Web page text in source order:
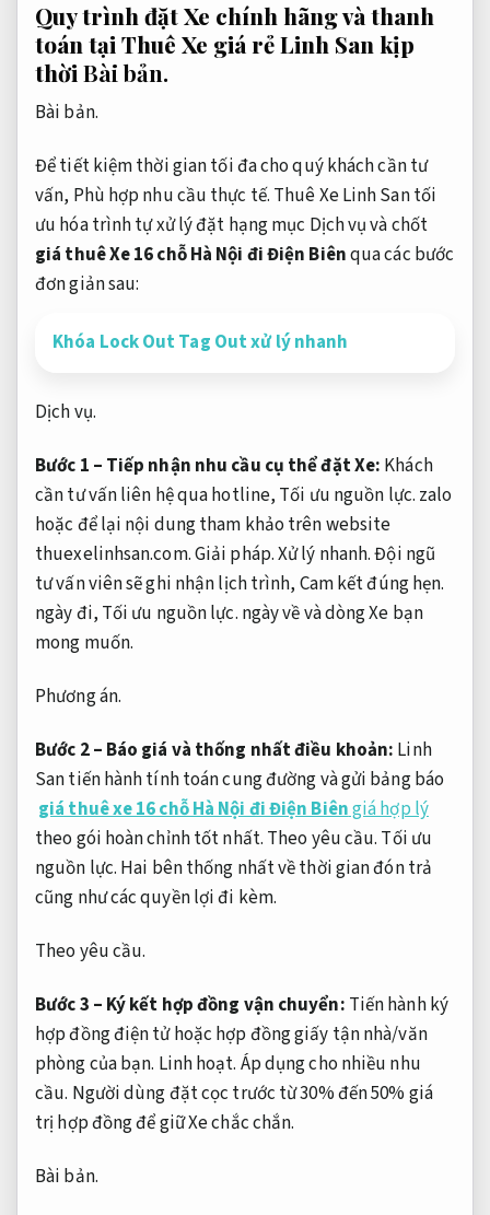
Quy trình đặt Xe chính hãng và thanh
toán tại Thuê Xe giá rẻ Linh San kịp
thời Bài bản.
Bài bản.
Để tiết kiệm thời gian tối đa cho quý khách cần tư
vấn, Phù hợp nhu cầu thực tế. Thuê Xe Linh San tối
ưu hóa trình tự xử lý đặt hạng mục Dịch vụ và chốt
giá thuê Xe 16 chỗ Hà Nội đi Điện Biênqua các bước
đơn giản sau:
Khóa Lock Out Tag Out xử lý nhanh
Dịch vụ.
Bước 1 – Tiếp nhận nhu cầu cụ thể đặt Xe: Khách
cần tư vấn liên hệ qua hotline, Tối ưu nguồn lực. zalo
hoặc để lại nội dung tham khảo trên website
thuexelinhsan.com.Giải pháp.Xử lý nhanh.Đội ngũ
tư vấn viên sẽ ghi nhận lịch trình, Cam kết đúng hẹn.
ngày đi, Tối ưu nguồn lực. ngày về và dòng Xe bạn
mong muốn.
Phương án.
Bước 2 – Báo giá và thống nhất điều khoản: Linh
San tiến hành tính toán cung đường và gửi bảng báo
giá thuê xe 16 chỗ Hà Nội đi Điện Biêngiá hợp lý
theo gói hoàn chỉnh tốt nhất. Theo yêu cầu. Tối ưu
nguồn lực. Hai bên thống nhất về thời gian đón trả
cũng như các quyền lợi đi kèm.
Theo yêu cầu.
Bước 3 – Ký kết hợp đồng vận chuyển: Tiến hành ký
hợp đồng điện tử hoặc hợp đồng giấy tận nhà/văn
phòng của bạn. Linh hoạt. Áp dụng cho nhiều nhu
cầu. Người dùng đặt cọc trước từ 30% đến 50% giá
trị hợp đồng để giữ Xe chắc chắn.
Bài bản.